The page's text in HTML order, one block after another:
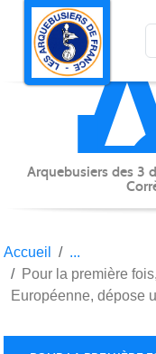
Arquebusiers des 3
Accueil
Pour la première
Européenne, dépose
Panneau de gestion des